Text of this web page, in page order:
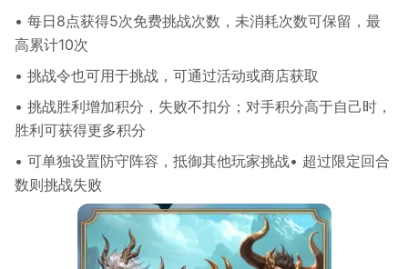
• 每日8点获得5次免费挑战次数，未消耗次数可保留，最
高累计10次
• 挑战令也可用于挑战，可通过活动或商店获取
• 挑战胜利增加积分，失败不扣分；对手积分高于自己时，
胜利可获得更多积分
• 可单独设置防守阵容，抵御其他玩家挑战• 超过限定回合
数则挑战失败